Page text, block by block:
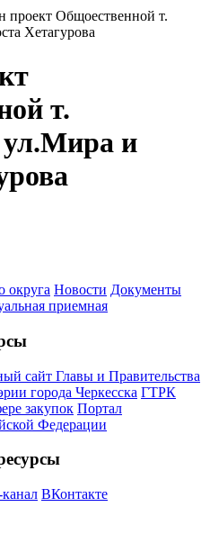
проект Общоественной т.
Хетагурова
т.
ул.Мира и
округа Новости Документы
приемная
сайт Главы и Правительства
города Черкесска ГТРК
закупок Портал
Федерации
ВКонтакте